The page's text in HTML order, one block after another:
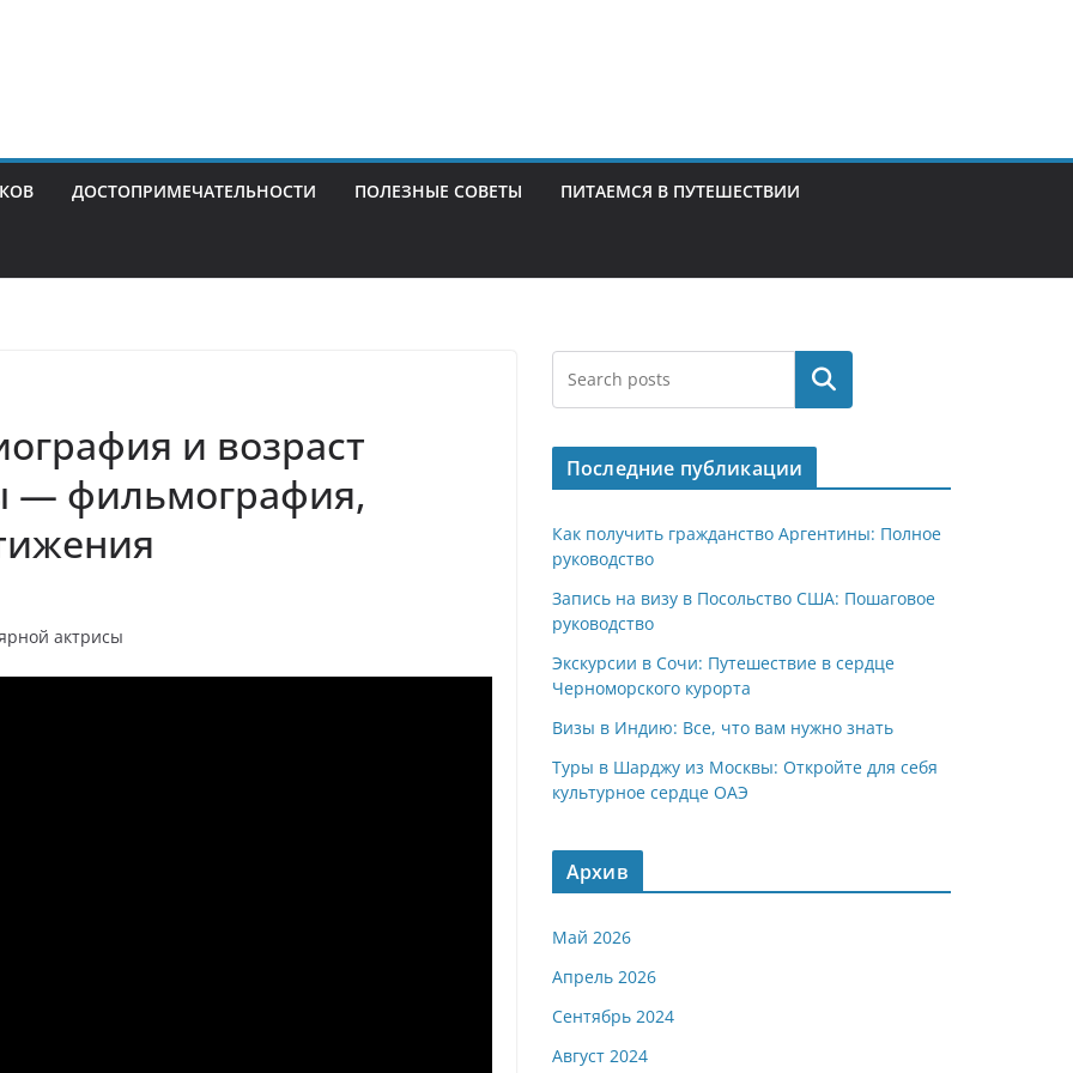
ДОСТОПРИМЕЧАТЕЛЬНОСТИ ПОЛЕЗНЫЕ СОВЕТЫ ПИТАЕМСЯ В ПУТЕШЕСТВИИ
и возраст
— фильмография,
Поиск
Последние публикации
Как получить гражданство Аргентины: Полное
руководство
Запись на визу в Посольство США: Пошаговое
руководство
Экскурсии в Сочи: Путешествие в сердце
Черноморского курорта
Визы в Индию: Все, что вам нужно знать
Туры в Шарджу из Москвы: Откройте для себя
культурное сердце ОАЭ
Архив
Май 2026
Апрель 2026
Сентябрь 2024
Август 2024